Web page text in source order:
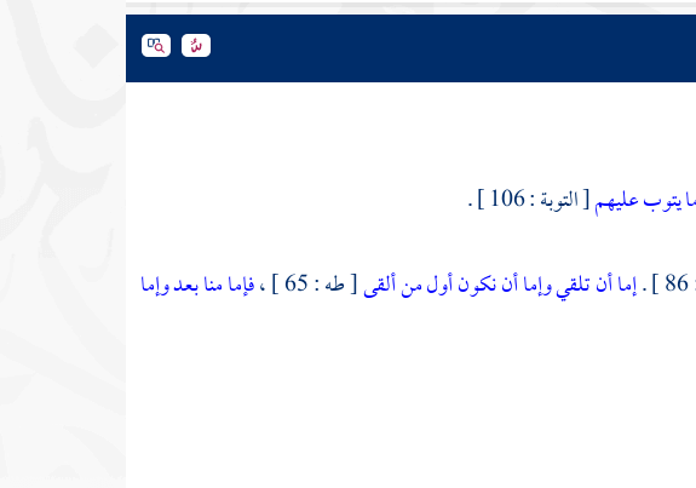
يتوب عليهم[ التوبة : 106 ] .
إما أن تلقي وإما أن نكون أول من ألقى[ طه : 65 ] ،
فإما منا بعد وإما